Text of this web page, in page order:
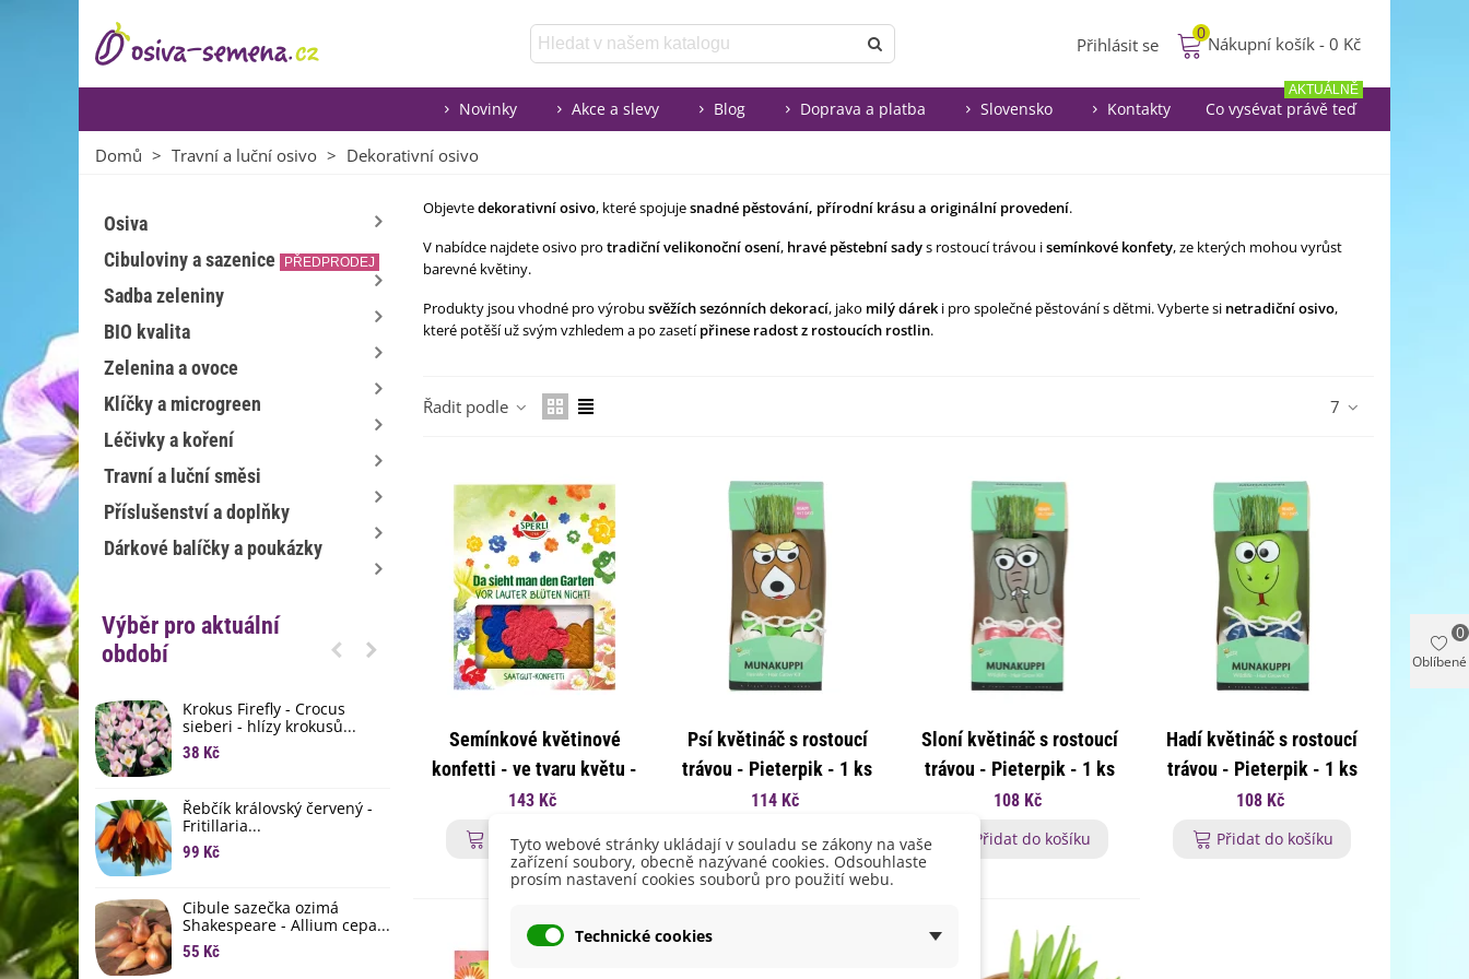
Přihlásit se
0
Nákupní košík - 0 Kč
Novinky Akce a slevy Blog Doprava a platba Slovensko Kontakty Co vysévat právě teď
AKTUÁLNĚ
Domů > Travní a luční osivo > Dekorativní osivo
Osiva
Cibuloviny a sazenice
PŘEDPRODEJ
Sadba zeleniny
BIO kvalita
Zelenina a ovoce
Klíčky a microgreen
Léčivky a koření
Travní a luční směsi
Příslušenství a doplňky
Dárkové balíčky a poukázky
Výběr pro aktuální
období
Krokus Firefly - Crocus
sieberi - hlízy krokusů...
38 Kč
Řebčík královský červený -
Fritillaria...
99 Kč
Cibule sazečka ozimá
Shakespeare - Allium cepa...
55 Kč
box na vajíčka -...
192 Kč
Kuchyňské bylinky na malou
plochu - výsevný...
84 Kč
Mrkev pozdní Cidera -
Lilie Canova - Lilium - cibule
Objevtedekorativní osivo, které spojujesnadné pěstování, přírodní krásu a originální provedení.
V nabídce najdete osivo pro tradiční velikonoční osení, hravé pěstební sadys rostoucí trávou isemínkové konfety, ze kterých mohou vyrůst
barevné květiny.
Produkty jsou vhodné pro výrobu svěžích sezónních dekorací, jako milý dáreki pro společné pěstování s dětmi. Vyberte si netradiční osivo,
které potěší už svým vzhledem a po zasetípřinese radost z rostoucích rostlin.
Řadit podle 7
Semínkové květinové
konfetti - ve tvaru květu -
Sperli - 1 ks
143 Kč
Přidat do košíku
Psí květináč s rostoucí
trávou - Pieterpik - 1 ks
114 Kč
Přidat do košíku
Sloní květináč s rostoucí
trávou - Pieterpik - 1 ks
108 Kč
Přidat do košíku
Hadí květináč s rostoucí
trávou - Pieterpik - 1 ks
108 Kč
Přidat do košíku
Oblíbené
0
Tyto webové stránky ukládají v souladu se zákony na vaše
zařízení soubory, obecně nazývané cookies. Odsouhlaste
prosím nastavení cookies souborů pro použití webu.
Technické cookies